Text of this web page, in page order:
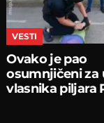
VESTI
Ovako je pao
osumnjičeni za
vlasnika piljara